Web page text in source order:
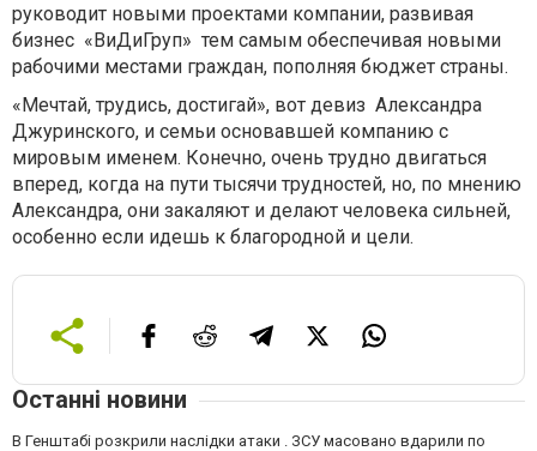
руководит новыми проектами компании, развивая
бизнес «ВиДиГруп» тем самым обеспечивая новыми
рабочими местами граждан, пополняя бюджет страны.
«Мечтай, трудись, достигай», вот девиз Александра
Джуринского, и семьи основавшей компанию с
мировым именем. Конечно, очень трудно двигаться
вперед, когда на пути тысячи трудностей, но, по мнению
Александра, они закаляют и делают человека сильней,
особенно если идешь к благородной и цели.
Останні новини
В Генштабі розкрили наслідки атаки . ЗСУ масовано вдарили по